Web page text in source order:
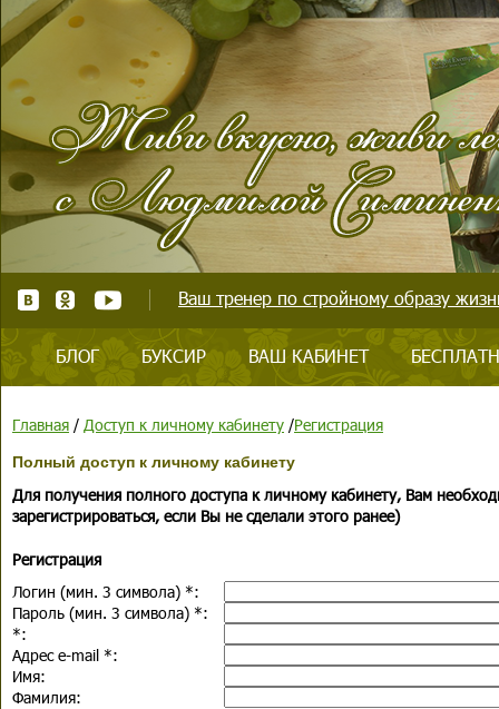
Ваш тренер по стройному образу
БЛОГ БУКСИР ВАШ КАБИНЕТ
Главная / Доступ к личному кабинету /Регистрация
Полный доступ к личному кабинету
Для получения полного доступа к личному кабинету, Вам
зарегистрироваться, если Вы не сделали этого ранее)
Регистрация
Логин (мин. 3 символа) *:
Пароль (мин. 3 символа) *:
*:
Адрес e-mail *:
Имя:
Фамилия: